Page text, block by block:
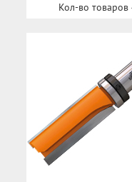
Кол-во товаров